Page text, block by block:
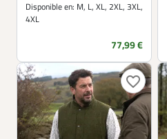
Disponible en: M, L, XL, 2XL, 3XL,
4XL
Prix
77,99 €
favorite_border